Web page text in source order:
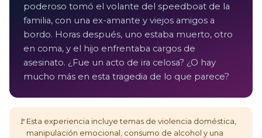
poderoso tomó el volante del speedboat de la
familia, con una ex-amante y viejos amigos a
bordo. Horas después, uno estaba muerto, otro
en coma, y el hijo enfrentaba cargos de
asesinato. ¿Fue un acto de ira celosa? ¿O hay
mucho más en esta tragedia de lo que parece?
🚩Esta experiencia incluye temas de violencia doméstica,
manipulación emocional, consumo de alcohol y una